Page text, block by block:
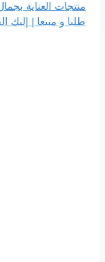
منتجات العناية
طلبا و مبيعا | إليك